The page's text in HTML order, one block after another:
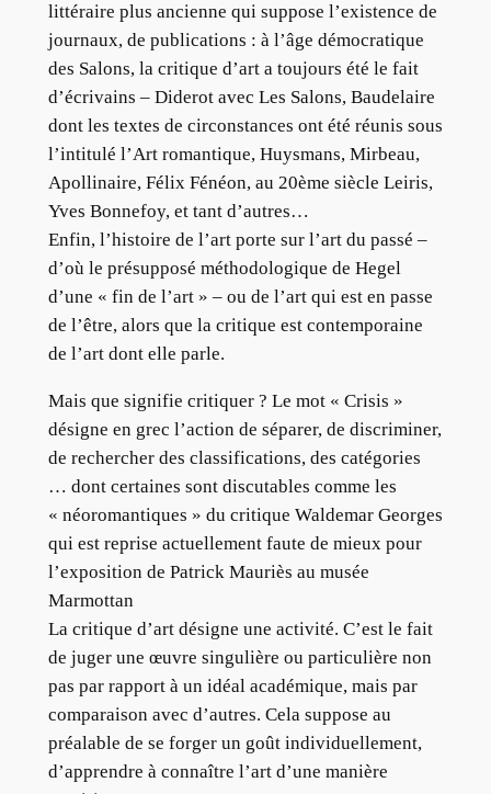
littéraire plus ancienne qui suppose l’existence de
journaux, de publications : à l’âge démocratique
des Salons, la critique d’art a toujours été le fait
d’écrivains – Diderot avec Les Salons, Baudelaire
dont les textes de circonstances ont été réunis sous
l’intitulé l’Art romantique, Huysmans, Mirbeau,
Apollinaire, Félix Fénéon, au 20ème siècle Leiris,
Yves Bonnefoy, et tant d’autres…
Enfin, l’histoire de l’art porte sur l’art du passé –
d’où le présupposé méthodologique de Hegel
d’une « fin de l’art » – ou de l’art qui est en passe
de l’être, alors que la critique est contemporaine
de l’art dont elle parle.
Mais que signifie critiquer ? Le mot « Crisis »
désigne en grec l’action de séparer, de discriminer,
de rechercher des classifications, des catégories
… dont certaines sont discutables comme les
« néoromantiques » du critique Waldemar Georges
qui est reprise actuellement faute de mieux pour
l’exposition de Patrick Mauriès au musée
Marmottan
La critique d’art désigne une activité. C’est le fait
de juger une œuvre singulière ou particulière non
pas par rapport à un idéal académique, mais par
comparaison avec d’autres. Cela suppose au
préalable de se forger un goût individuellement,
d’apprendre à connaître l’art d’une manière